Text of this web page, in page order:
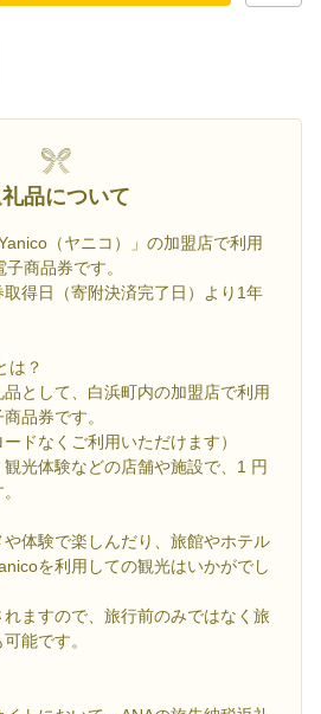
品について
（ヤニコ）」の加盟店で利用
商品券です。
得日（寄附決済完了日）より1年
は？
として、白浜町内の加盟店で利用
品券です。
ドなくご利用いただけます）
光体験などの店舗や施設で、1 円
体験で楽しんだり、旅館やホテル
を利用しての観光はいかがでし
ますので、旅行前のみではなく旅
能です。